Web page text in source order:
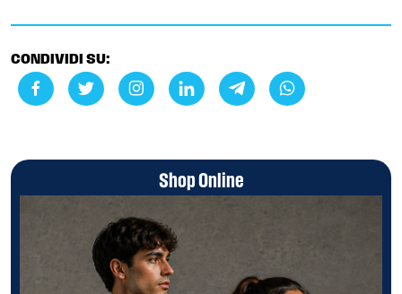
CONDIVIDI SU:
Shop Online